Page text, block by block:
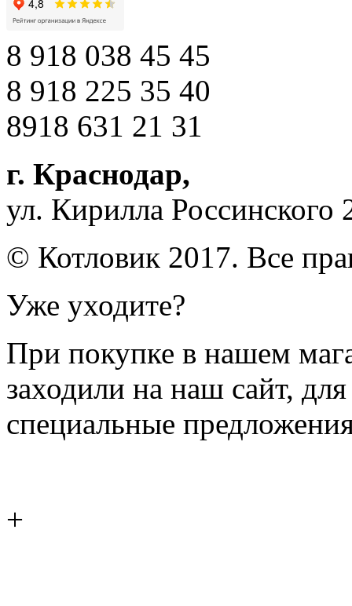
8 918 038 45 45
8 918 225 35 40
8918 631 21 31
г. Краснодар,
ул. Кирилла Россинского
© Котловик 2017. Все
Уже уходите?
При покупке в нашем
заходили на наш сайт,
специальные
+